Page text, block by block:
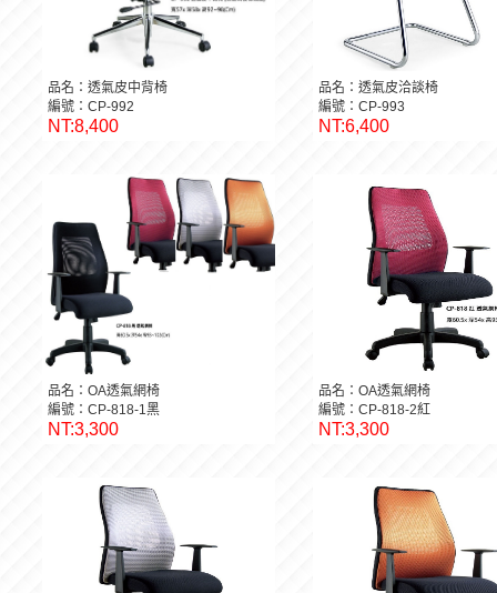
品名：透氣皮中背椅
編號：CP-992
NT:8,400
品名：透氣皮洽談椅
編號：CP-993
NT:6,400
品名：OA透氣網椅
編號：CP-818-1黑
NT:3,300
品名：OA透氣網椅
編號：CP-818-2紅
NT:3,300